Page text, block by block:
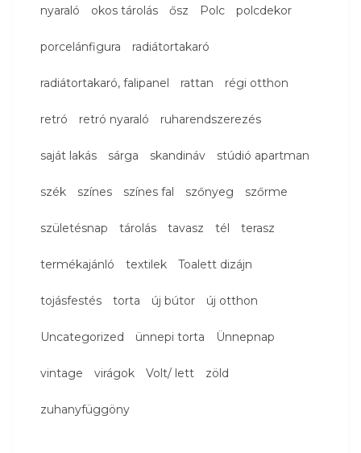
nyaraló okos tárolás ősz Polc polcdekor
porcelánfigura radiátortakaró
radiátortakaró, falipanel rattan régi otthon
retró retró nyaraló ruharendszerezés
saját lakás sárga skandináv stúdió apartman
szék színes színes fal szőnyeg szőrme
születésnap tárolás tavasz tél terasz
termékajánló textilek Toalett dizájn
tojásfestés torta új bútor új otthon
Uncategorized ünnepi torta Ünnepnap
vintage virágok Volt/ lett zöld
zuhanyfüggöny